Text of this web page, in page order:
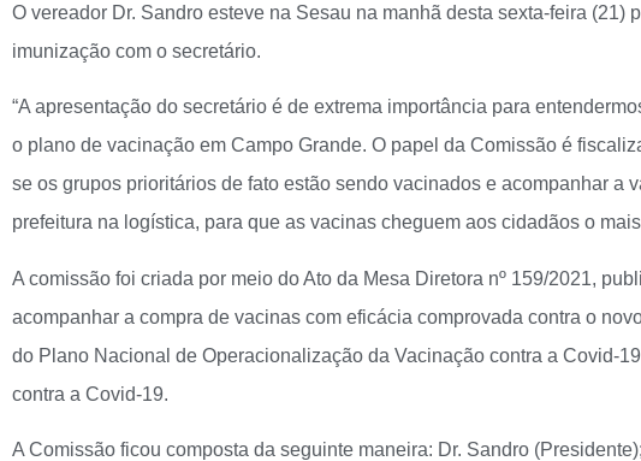
O vereador Dr. Sandro esteve na Sesau na manhã desta sexta-feira (21)
imunização com o secretário.
“A apresentação do secretário é de extrema importância para
o plano de vacinação em Campo Grande. O papel da Comissão é
se os grupos prioritários de fato estão sendo vacinados e acompanhar a
prefeitura na logística, para que as vacinas cheguem aos cidadãos o
A comissão foi criada por meio do Ato da Mesa Diretora nº 159/2021,
acompanhar a compra de vacinas com eficácia comprovada contra o
do Plano Nacional de Operacionalização da Vacinação contra a Covid-
contra a Covid-19.
A Comissão ficou composta da seguinte maneira: Dr. Sandro